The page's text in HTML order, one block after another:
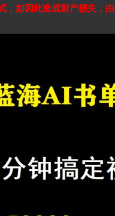
如因此造成财产损失，